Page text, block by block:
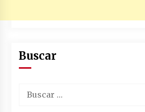
Buscar